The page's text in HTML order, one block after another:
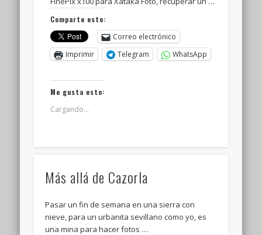
Comparte esto:
Correo electrónico
Imprimir
Telegram WhatsApp
Me gusta esto:
Cargando...
Más allá de Cazorla
Pasar un fin de semana en una sierra con
nieve, para un urbanita sevillano como yo, es
una mina para hacer fotos …